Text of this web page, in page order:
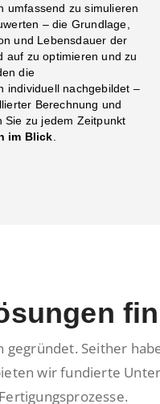
umfassend zu simulieren
– die Grundlage,
und Lebensdauer der
auf zu optimieren und zu
die
individuell nachgebildet –
Berechnung und
Sie zu jedem Zeitpunkt
im Blick
Seither
wir fundierte